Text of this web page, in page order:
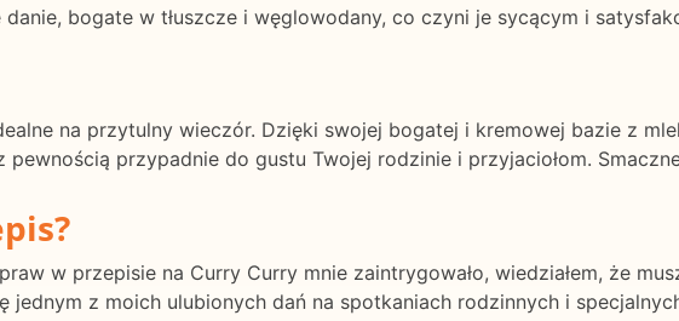
bogate w tłuszcze i węglowodany, co czyni je sycącym i
na przytulny wieczór. Dzięki swojej bogatej i kremowej bazie z
przypadnie do gustu Twojej rodzinie i przyjaciołom.
w przepisie na Curry Curry mnie zaintrygowało, wiedziałem, że
jednym z moich ulubionych dań na spotkaniach rodzinnych i